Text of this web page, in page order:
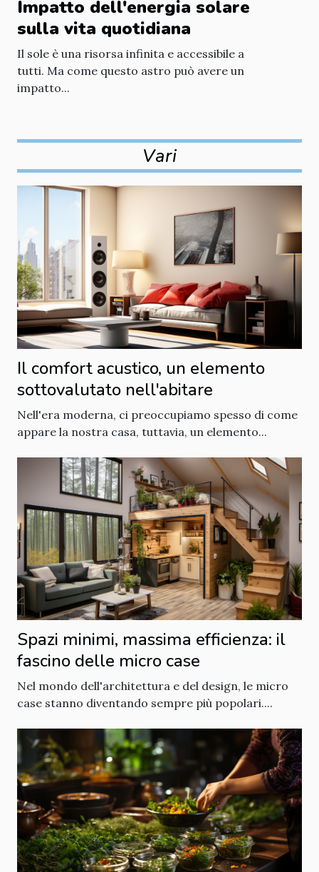
Impatto dell'energia solare
sulla vita quotidiana
Il sole è una risorsa infinita e accessibile a
tutti. Ma come questo astro può avere un
impatto...
Vari
Il comfort acustico, un elemento
sottovalutato nell'abitare
Nell'era moderna, ci preoccupiamo spesso di come
appare la nostra casa, tuttavia, un elemento...
Spazi minimi, massima efficienza: il
fascino delle micro case
Nel mondo dell'architettura e del design, le micro
case stanno diventando sempre più popolari....